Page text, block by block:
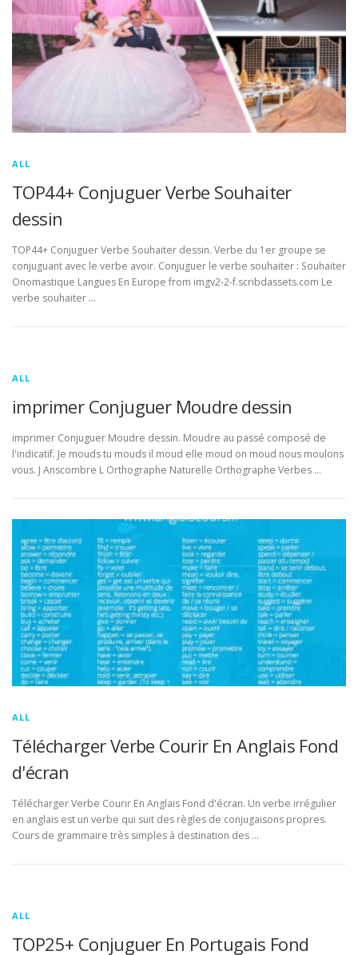
ALL
TOP44+ Conjuguer Verbe Souhaiter
dessin
TOP44+ Conjuguer Verbe Souhaiter dessin. Verbe du 1er groupe se
conjuguant avec le verbe avoir. Conjuguer le verbe souhaiter : Souhaiter
Onomastique Langues En Europe from imgv2-2-f.scribdassets.com Le
verbe souhaiter …
ALL
imprimer Conjuguer Moudre dessin
imprimer Conjuguer Moudre dessin. Moudre au passé composé de
l'indicatif. Je mouds tu mouds il moud elle moud on moud nous moulons
vous. J Anscombre L Orthographe Naturelle Orthographe Verbes …
ALL
Télécharger Verbe Courir En Anglais Fond
d'écran
Télécharger Verbe Courir En Anglais Fond d'écran. Un verbe irrégulier
en anglais est un verbe qui suit des règles de conjugaisons propres.
Cours de grammaire très simples à destination des …
ALL
TOP25+ Conjuguer En Portugais Fond